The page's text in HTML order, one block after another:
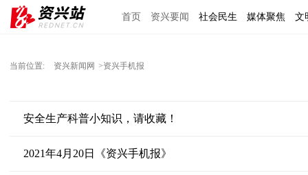
首页 资兴要闻 社会民生 媒体聚焦 文
当前位置: 资兴新闻网 >资兴手机报
安全生产科普小知识，请收藏！
2021年4月20日《资兴手机报》